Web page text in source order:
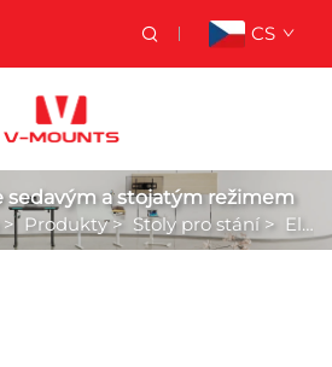
CS
sedavým a stojatým režimem
> Produkty> Stoly pro stání > Elektrické stoly se sedavým a stojatým režimem